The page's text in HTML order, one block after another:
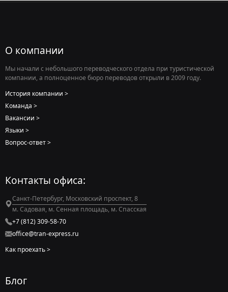
О компании
Мы начали с небольшого переводческого отдела при туристической
компании, а полноценное бюро переводов открыли в 2009 году.
История компании
Команда
Вакансии
Языки
Вопрос-ответ
Контакты офиса:
Санкт-Петербург, Московский проспект, 8
м. Садовая, м. Сенная площадь, м. Спасская
+7 (812) 309-58-70
office@tran-express.ru
Как проехать
Блог